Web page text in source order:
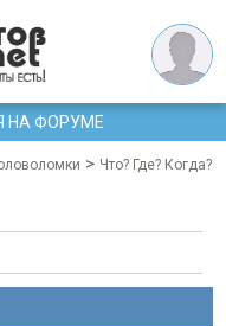
НА ФОРУМЕ
> Что? Где? Когда?